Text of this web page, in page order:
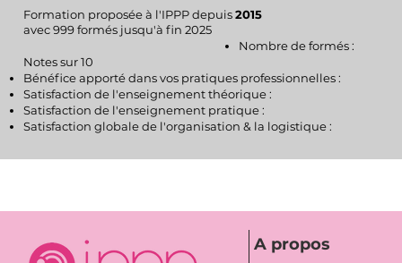
Formation proposée à l'IPPP depuis2015
avec 999 formés jusqu'à fin 2025
Nombre de formés :
​Notes sur 10
Bénéfice apporté dans vos pratiques professionnelles :
Satisfaction de l'enseignement théorique :
Satisfaction de l'enseignement pratique :​
Satisfaction globale de l'organisation & la logistique :
A propos